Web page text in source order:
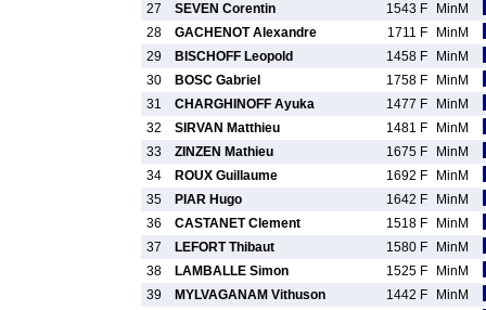
27
SEVEN Corentin 1543 F
MinM
28
GACHENOT Alexandre 1711 F
MinM
29
BISCHOFF Leopold 1458 F
MinM
30
BOSC Gabriel 1758 F
MinM
31
CHARGHINOFF Ayuka 1477 F
MinM
32
SIRVAN Matthieu 1481 F
MinM
33
ZINZEN Mathieu 1675 F
MinM
34
ROUX Guillaume 1692 F
MinM
35
PIAR Hugo 1642 F
MinM
36
CASTANET Clement 1518 F
MinM
37
LEFORT Thibaut 1580 F
MinM
38
LAMBALLE Simon 1525 F
MinM
39
MYLVAGANAM Vithuson 1442 F
MinM